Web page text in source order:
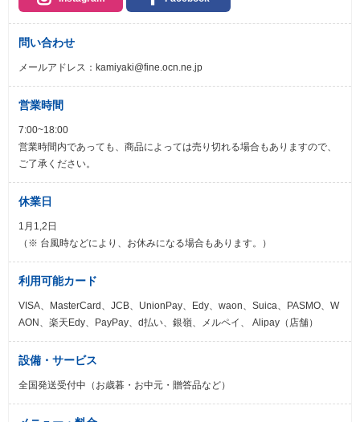
問い合わせ
メールアドレス：kamiyaki@fine.ocn.ne.jp
営業時間
7:00~18:00
営業時間内であっても、商品によっては売り切れる場合もありますので、
ご了承ください。
休業日
1月1,2日
（※ 台風時などにより、お休みになる場合もあります。）
利用可能カード
VISA、MasterCard、JCB、UnionPay、Edy、waon、Suica、PASMO、W
AON、楽天Edy、PayPay、d払い、銀嶺、メルペイ、 Alipay（店舗）
設備・サービス
全国発送受付中（お歳暮・お中元・贈答品など）